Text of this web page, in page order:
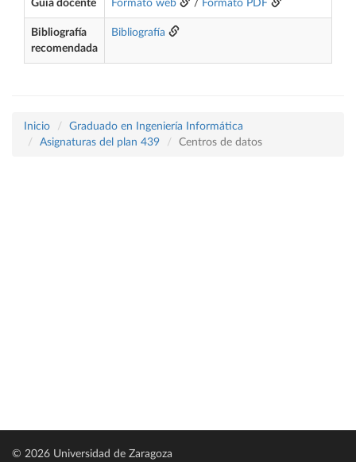
Guía docente Formato web / Formato PDF
Bibliografía
recomendada
Bibliografía
Inicio
Graduado en Ingeniería Informática
Asignaturas del plan 439
Centros de datos
© 2026 Universidad de Zaragoza